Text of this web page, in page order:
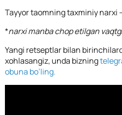
Tayyor taomning taxminiy narxi
*narxi manba chop etilgan
Yangi retseptlar bilan
xohlasangiz, unda bizning
obuna bo’ling.